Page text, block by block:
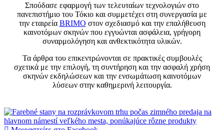
Σπούδασε εφαρμογή των τελευταίων τεχνολογιών στο
πανεπιστήμιο του Τόκιο και συμμετέχει στη συνεργασία με
την εταιρεία BRIMO στον σχεδιασμό και την επαλήθευση
καινοτόμων σκηνών που εγγυώνται ασφάλεια, γρήγορη
συναρμολόγηση και ανθεκτικότητα υλικών.
Τα άρθρα του επικεντρώνονται σε πρακτικές συμβουλές
σχετικά με την επιλογή, τη συντήρηση και την ασφαλή χρήση
σκηνών εκδηλώσεων και την ενσωμάτωση καινοτόμων
λύσεων στην καθημερινή λειτουργία.